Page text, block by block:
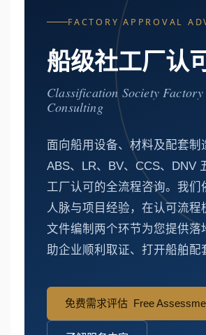
FACTORY APPROVAL
船级社工厂认
Classification Society
Consulting
面向船用设备、材料及配套制
ABS、LR、BV、CCS、DNV
工厂认可的全流程咨询。我们
人脉与项目经验，在认可流程
文件编制两个环节为您提供落
助企业顺利取证、打开船舶配
免费需求评估 Free